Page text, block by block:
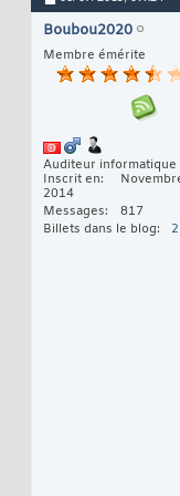
Boubou2020
Membre émérite
Auditeur informatique
Inscrit en
2014
Messages
817
Billets dans le blog
2